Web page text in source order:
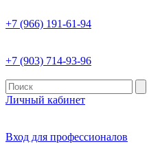
+7 (966) 191-61-94
+7 (903) 714-93-96
Личный кабинет
Вход для профессионалов